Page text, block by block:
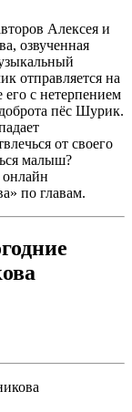
Алексея и
озвученная
отправляется на
с нетерпением
пёс Шурик.
от своего
малыш?
онлайн
по главам.